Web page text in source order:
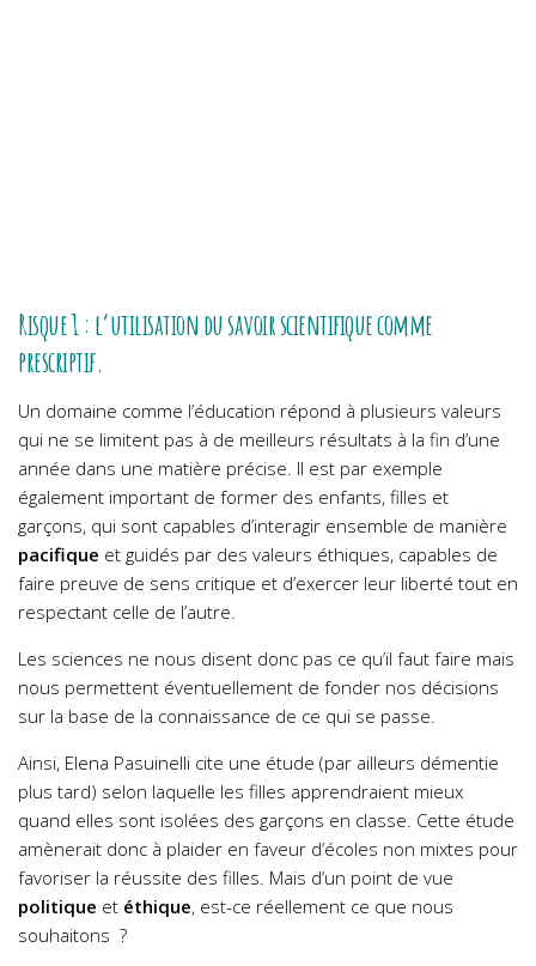
Risque 1 : l’utilisation du savoir scientifique comme
prescriptif.
Un domaine comme l’éducation répond à plusieurs valeurs
qui ne se limitent pas à de meilleurs résultats à la fin d’une
année dans une matière précise. Il est par exemple
également important de former des enfants, filles et
garçons, qui sont capables d’interagir ensemble de manière
pacifique et guidés par des valeurs éthiques, capables de
faire preuve de sens critique et d’exercer leur liberté tout en
respectant celle de l’autre.
Les sciences ne nous disent donc pas ce qu’il faut faire mais
nous permettent éventuellement de fonder nos décisions
sur la base de la connaissance de ce qui se passe.
Ainsi, Elena Pasuinelli cite une étude (par ailleurs démentie
plus tard) selon laquelle les filles apprendraient mieux
quand elles sont isolées des garçons en classe. Cette étude
amènerait donc à plaider en faveur d’écoles non mixtes pour
favoriser la réussite des filles. Mais d’un point de vue
politique et éthique, est-ce réellement ce que nous
souhaitons ?